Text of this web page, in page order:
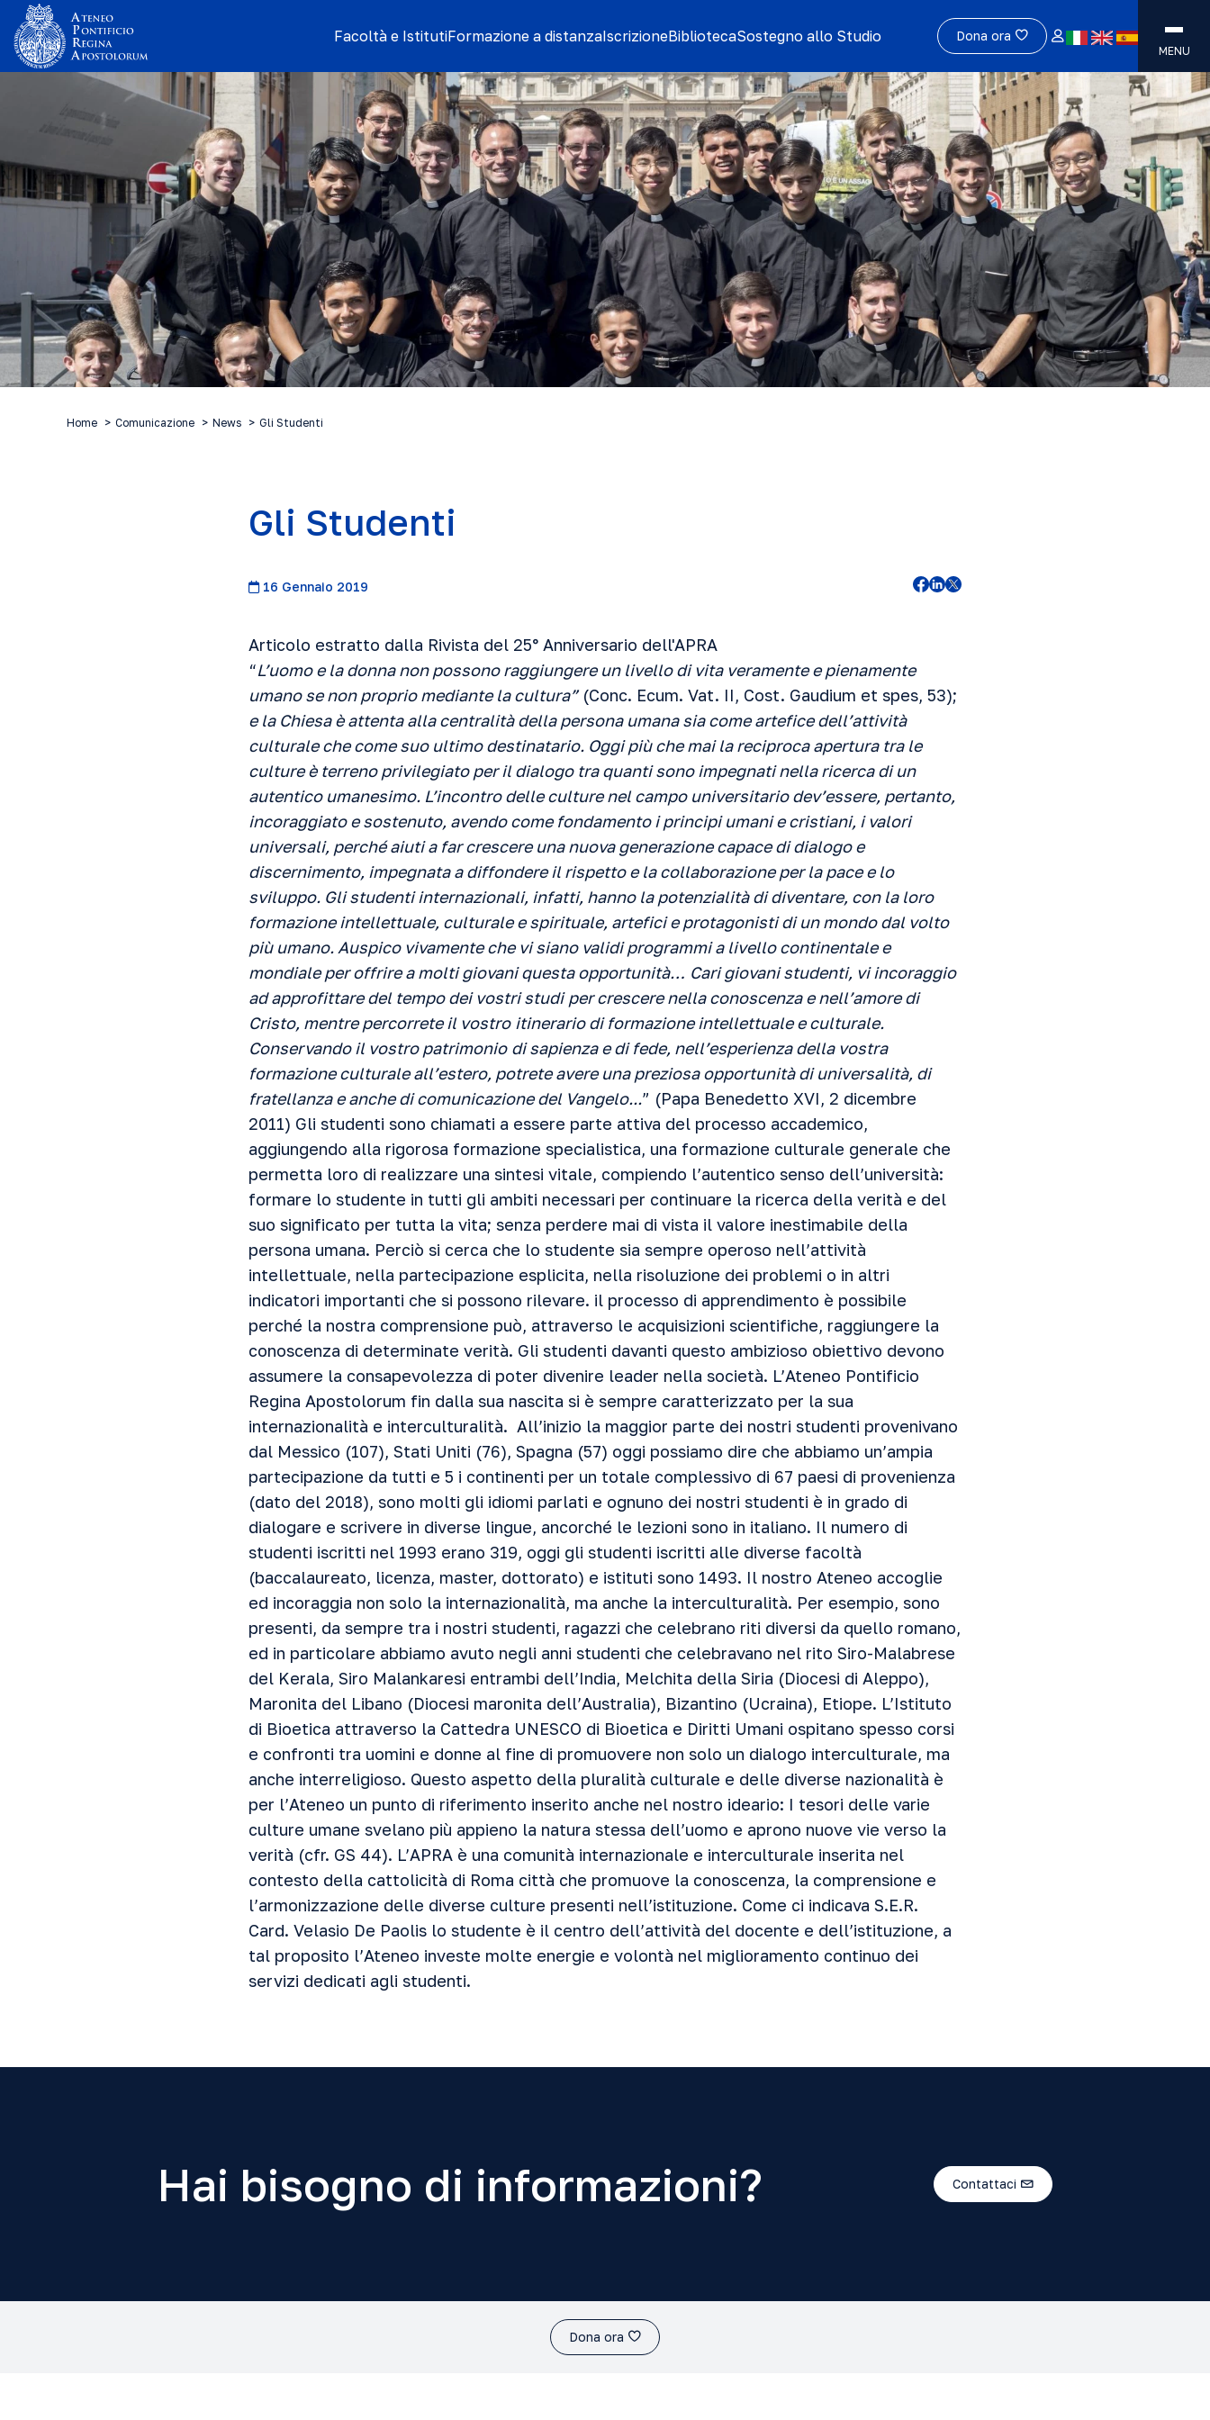
Facoltà e IstitutiFormazione a distanzaIscrizioneBibliotecaSostegno allo Studio Dona ora
MENU
Home Comunicazione News Gli Studenti
Gli Studenti
16 Gennaio 2019
Articolo estratto dalla Rivista del 25° Anniversario dell'APRA
“L’uomo e la donna non possono raggiungere un livello di vita veramente e pienamente
umano se non proprio mediante la cultura”(Conc. Ecum. Vat. II, Cost. Gaudium et spes, 53);
e la Chiesa è attenta alla centralità della persona umana sia come artefice dell’attività
culturale che come suo ultimo destinatario. Oggi più che mai la reciproca apertura tra le
culture è terreno privilegiato per il dialogo tra quanti sono impegnati nella ricerca di un
autentico umanesimo. L’incontro delle culture nel campo universitario dev’essere, pertanto,
incoraggiato e sostenuto, avendo come fondamento i principi umani e cristiani, i valori
universali, perché aiuti a far crescere una nuova generazione capace di dialogo e
discernimento, impegnata a diffondere il rispetto e la collaborazione per la pace e lo
sviluppo. Gli studenti internazionali, infatti, hanno la potenzialità di diventare, con la loro
formazione intellettuale, culturale e spirituale, artefici e protagonisti di un mondo dal volto
più umano. Auspico vivamente che vi siano validi programmi a livello continentale e
mondiale per offrire a molti giovani questa opportunità… Cari giovani studenti, vi incoraggio
ad approfittare del tempo dei vostri studi per crescere nella conoscenza e nell’amore di
Cristo, mentre percorrete il vostro itinerario di formazione intellettuale e culturale.
Conservando il vostro patrimonio di sapienza e di fede, nell’esperienza della vostra
formazione culturale all’estero, potrete avere una preziosa opportunità di universalità, di
fratellanza e anche di comunicazione del Vangelo...” (Papa Benedetto XVI, 2 dicembre
2011) Gli studenti sono chiamati a essere parte attiva del processo accademico,
aggiungendo alla rigorosa formazione specialistica, una formazione culturale generale che
permetta loro di realizzare una sintesi vitale, compiendo l’autentico senso dell’università:
formare lo studente in tutti gli ambiti necessari per continuare la ricerca della verità e del
suo significato per tutta la vita; senza perdere mai di vista il valore inestimabile della
persona umana. Perciò si cerca che lo studente sia sempre operoso nell’attività
intellettuale, nella partecipazione esplicita, nella risoluzione dei problemi o in altri
indicatori importanti che si possono rilevare. il processo di apprendimento è possibile
perché la nostra comprensione può, attraverso le acquisizioni scientifiche, raggiungere la
conoscenza di determinate verità. Gli studenti davanti questo ambizioso obiettivo devono
assumere la consapevolezza di poter divenire leader nella società. L’Ateneo Pontificio
Regina Apostolorum fin dalla sua nascita si è sempre caratterizzato per la sua
internazionalità e interculturalità. All’inizio la maggior parte dei nostri studenti provenivano
dal Messico (107), Stati Uniti (76), Spagna (57) oggi possiamo dire che abbiamo un’ampia
partecipazione da tutti e 5 i continenti per un totale complessivo di 67 paesi di provenienza
(dato del 2018), sono molti gli idiomi parlati e ognuno dei nostri studenti è in grado di
dialogare e scrivere in diverse lingue, ancorché le lezioni sono in italiano. Il numero di
studenti iscritti nel 1993 erano 319, oggi gli studenti iscritti alle diverse facoltà
(baccalaureato, licenza, master, dottorato) e istituti sono 1493. Il nostro Ateneo accoglie
ed incoraggia non solo la internazionalità, ma anche la interculturalità. Per esempio, sono
presenti, da sempre tra i nostri studenti, ragazzi che celebrano riti diversi da quello romano,
ed in particolare abbiamo avuto negli anni studenti che celebravano nel rito Siro-Malabrese
del Kerala, Siro Malankaresi entrambi dell’India, Melchita della Siria (Diocesi di Aleppo),
Maronita del Libano (Diocesi maronita dell’Australia), Bizantino (Ucraina), Etiope. L’Istituto
di Bioetica attraverso la Cattedra UNESCO di Bioetica e Diritti Umani ospitano spesso corsi
e confronti tra uomini e donne al fine di promuovere non solo un dialogo interculturale, ma
anche interreligioso. Questo aspetto della pluralità culturale e delle diverse nazionalità è
per l’Ateneo un punto di riferimento inserito anche nel nostro ideario: I tesori delle varie
culture umane svelano più appieno la natura stessa dell’uomo e aprono nuove vie verso la
verità (cfr. GS 44). L’APRA è una comunità internazionale e interculturale inserita nel
contesto della cattolicità di Roma città che promuove la conoscenza, la comprensione e
l’armonizzazione delle diverse culture presenti nell’istituzione. Come ci indicava S.E.R.
Card. Velasio De Paolis lo studente è il centro dell’attività del docente e dell’istituzione, a
tal proposito l’Ateneo investe molte energie e volontà nel miglioramento continuo dei
servizi dedicati agli studenti.
Hai bisogno di informazioni? Contattaci
Dona ora